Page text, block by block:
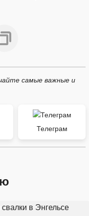
самые важные и
Телеграм